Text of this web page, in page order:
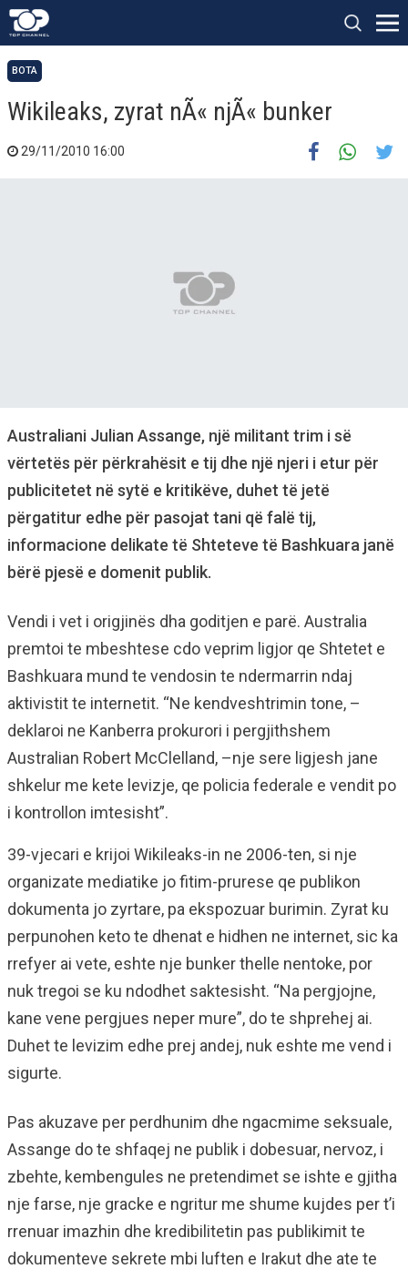
BOTA
Wikileaks, zyrat nÃ« njÃ« bunker
29/11/2010 16:00
Australiani Julian Assange, një militant trim i së
vërtetës për përkrahësit e tij dhe një njeri i etur për
publicitetet në sytë e kritikëve, duhet të jetë
përgatitur edhe për pasojat tani që falë tij,
informacione delikate të Shteteve të Bashkuara janë
bërë pjesë e domenit publik.
Vendi i vet i origjinës dha goditjen e parë. Australia
premtoi te mbeshtese cdo veprim ligjor qe Shtetet e
Bashkuara mund te vendosin te ndermarrin ndaj
aktivistit te internetit. “Ne kendveshtrimin tone, –
deklaroi ne Kanberra prokurori i pergjithshem
Australian Robert McClelland, –nje sere ligjesh jane
shkelur me kete levizje, qe policia federale e vendit po
i kontrollon imtesisht”.
39-vjecari e krijoi Wikileaks-in ne 2006-ten, si nje
organizate mediatike jo fitim-prurese qe publikon
dokumenta jo zyrtare, pa ekspozuar burimin. Zyrat ku
perpunohen keto te dhenat e hidhen ne internet, sic ka
rrefyer ai vete, eshte nje bunker thelle nentoke, por
nuk tregoi se ku ndodhet saktesisht. “Na pergjojne,
kane vene pergjues neper mure”, do te shprehej ai.
Duhet te levizim edhe prej andej, nuk eshte me vend i
sigurte.
Pas akuzave per perdhunim dhe ngacmime seksuale,
Assange do te shfaqej ne publik i dobesuar, nervoz, i
zbehte, kembengules ne pretendimet se ishte e gjitha
nje farse, nje gracke e ngritur me shume kujdes per t’i
rrenuar imazhin dhe kredibilitetin pas publikimit te
dokumenteve sekrete mbi luften e Irakut dhe ate te